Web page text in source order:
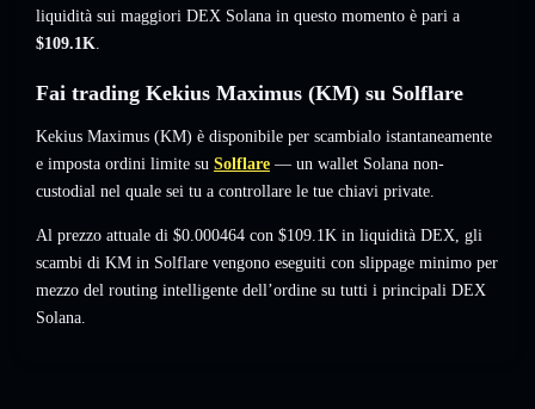
liquidità sui maggiori DEX Solana in questo momento è pari a
$109.1K.
Fai trading Kekius Maximus (KM) su Solflare
Kekius Maximus (KM) è disponibile per scambialo istantaneamente
e imposta ordini limite su Solflare — un wallet Solana non-
custodial nel quale sei tu a controllare le tue chiavi private.
Al prezzo attuale di $0.000464 con $109.1K in liquidità DEX, gli
scambi di KM in Solflare vengono eseguiti con slippage minimo per
mezzo del routing intelligente dell’ordine su tutti i principali DEX
Solana.